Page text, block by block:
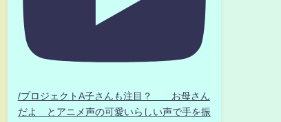
/プロジェクトA子さんも注目？ お母さん
だよ とアニメ声の可愛いらしい声で手を振